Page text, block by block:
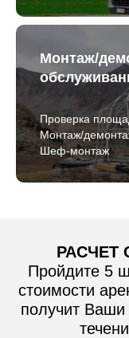
Монтаж/
Проверка
Монтаж/
Шеф-монтаж
РАСЧЕТ
Пройдите 5
стоимости
получит Ваши